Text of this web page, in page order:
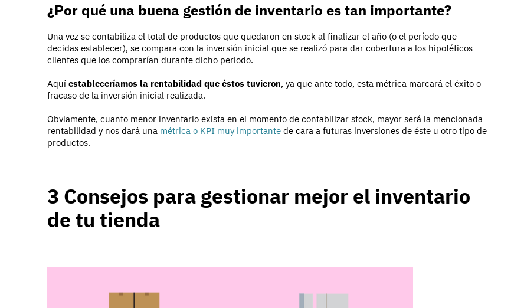
¿Por qué una buena gestión de inventario es tan importante?
Una vez se contabiliza el total de productos que quedaron en stock al finalizar el año (o el período que
decidas establecer), se compara con la inversión inicial que se realizó para dar cobertura a los hipotéticos
clientes que los comprarían durante dicho periodo.
Aquí estableceríamos la rentabilidad que éstos tuvieron, ya que ante todo, esta métrica marcará el éxito o
fracaso de la inversión inicial realizada.
Obviamente, cuanto menor inventario exista en el momento de contabilizar stock, mayor será la mencionada
rentabilidad y nos dará una métrica o KPI muy importante de cara a futuras inversiones de éste u otro tipo de
productos.
3 Consejos para gestionar mejor el inventario
de tu tienda